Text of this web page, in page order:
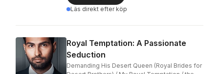
Läs direkt efter köp
Royal Temptation: A Passionate
Seduction
Demanding His Desert Queen (Royal Brides for